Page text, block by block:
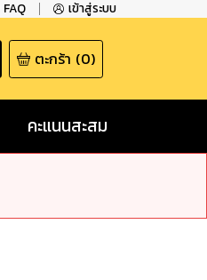
FAQ เข้าสู่ระบบ
ตะกร้า (0)
คะแนนสะสม